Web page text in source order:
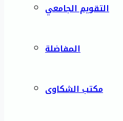
التقويم الجامعي
المفاضلة
مكتب الشكاوى